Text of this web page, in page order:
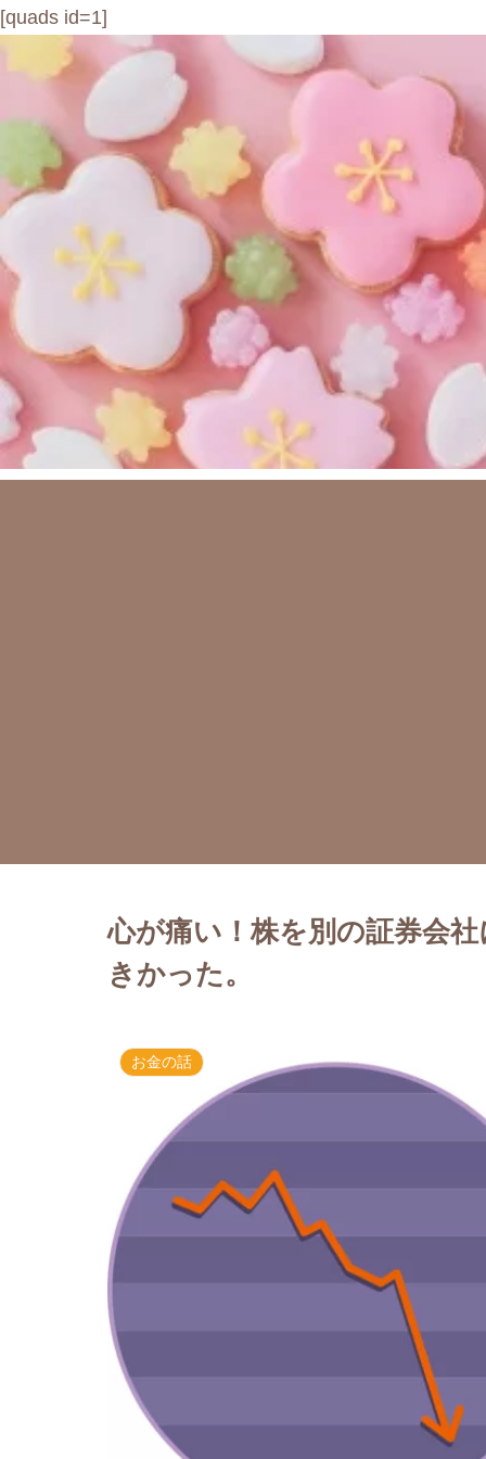
[quads id=1]
心が痛い！株を別の証券会
きかった。
お金の話